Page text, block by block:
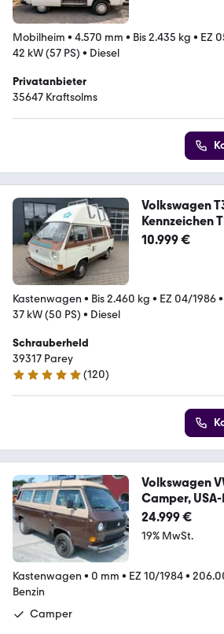
Mobilheim • 4.570 mm • Bis 2.435 kg • EZ
42 kW (57 PS) • Diesel
Privatanbieter
35647 Kraftsolms
Volkswagen
Kennzeichen
10.999 €
Kastenwagen • Bis 2.460 kg • EZ 04/1986•
37 kW (50 PS) • Diesel
Schrauberheld
39317 Parey
5 Sterne
(120)
Volkswagen
Camper,
24.999 €
19% MwSt.
Kastenwagen • 0 mm • EZ 10/1984•
Benzin
Camper